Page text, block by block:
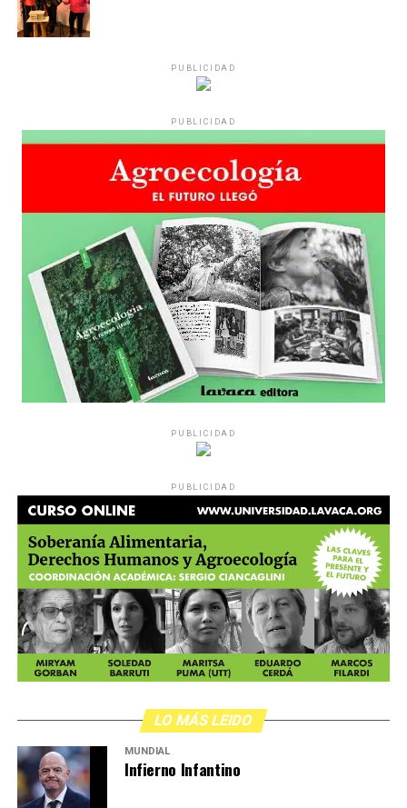
PUBLICIDAD
PUBLICIDAD
PUBLICIDAD
PUBLICIDAD
LO MÁS LEIDO
MUNDIAL
Infierno Infantino